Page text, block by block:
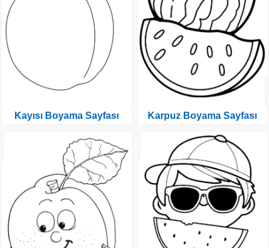
Kayısı Boyama Sayfası Karpuz Boyama Sayfası